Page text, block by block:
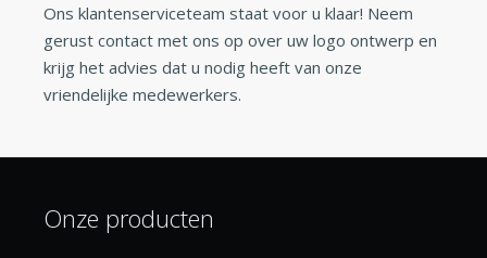
Ons klantenserviceteam staat voor u klaar! Neem
gerust contact met ons op over uw logo ontwerp en
krijg het advies dat u nodig heeft van onze
vriendelijke medewerkers.
Onze producten